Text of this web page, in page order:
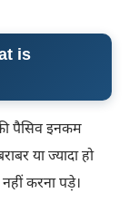
is
पैसिव इनकम
या ज्यादा हो
करना पड़े।